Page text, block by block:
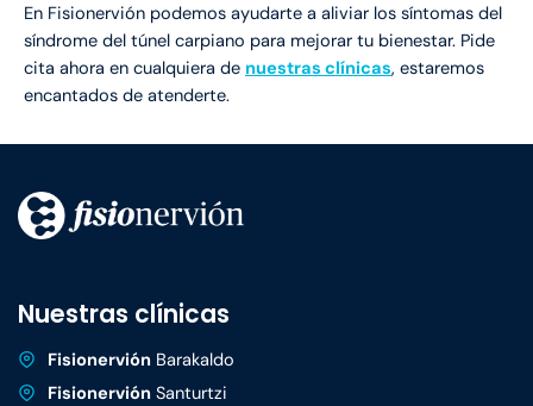
En Fisionervión podemos ayudarte a aliviar los síntomas del
síndrome del túnel carpiano para mejorar tu bienestar. Pide
cita ahora en cualquiera de nuestras clínicas, estaremos
encantados de atenderte.
Nuestras clínicas
FisionerviónBarakaldo
FisionerviónSanturtzi